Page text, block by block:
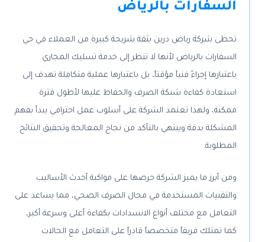
السفارات بالرياض
تحظى شركة رياض درين بثقة شريحة كبيرة من العملاء في حي
السفارات بالرياض لأنها لا تنظر إلى خدمة تسليك المجاري
باعتبارها إجراءً فنياً مؤقتاً، بل باعتبارها عملية متكاملة تهدف إلى
استعادة كفاءة شبكة الصرف والحفاظ عليها لأطول فترة
ممكنة، ولهذا تعتمد الشركة على أسلوب عمل احترافي يبدأ بفهم
المشكلة بدقة وينتهي بالتأكد من نجاح المعالجة وتحقيق النتائج
المطلوبة.
ومن أبرز ما يميز الشركة حرصها على مواكبة أحدث الأساليب
والتقنيات المستخدمة في مجال الصرف الصحي، مما يساعد على
التعامل مع مختلف أنواع الانسدادات بكفاءة أعلى وسرعة أكبر،
كما تمتلك فريقاً متخصصاً قادراً على التعامل مع الحالات